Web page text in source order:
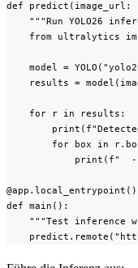
def
"""Run YOLO26
from ultralytics
model =
results =
    for r in results:
for box in
print(f"
@app.local_entrypoint()
def main():
"""Test inference